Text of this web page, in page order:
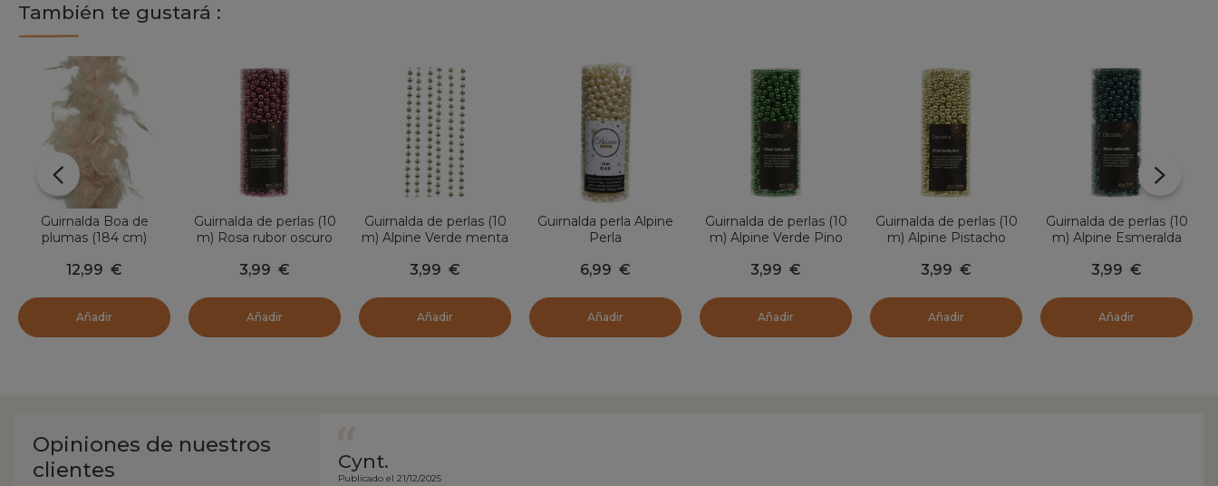
También te gustará :
Guirnalda Boa de
plumas (184 cm)
12,99 €
Añadir
Guirnalda de perlas (10
m) Rosa rubor oscuro
3,99 €
Añadir
Guirnalda de perlas (10
m) Alpine Verde menta
3,99 €
Añadir
Guirnalda perla Alpine
Perla
6,99 €
Añadir
Guirnalda de perlas (10
m) Alpine Verde Pino
3,99 €
Añadir
Guirnalda de perlas (10
m) Alpine Pistacho
3,99 €
Añadir
Guirnalda de perlas (10
m) Alpine Esmeralda
3,99 €
Añadir
Opiniones de nuestros
clientes
Cynt.
Publicado el 21/12/2025